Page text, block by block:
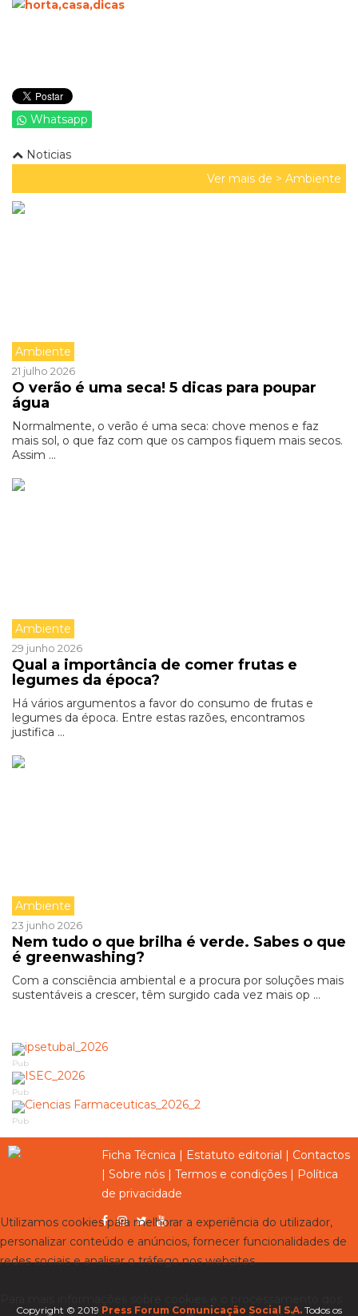
Whatsapp
Noticias
Ver mais de > Ambiente
Ambiente
21 julho 2026
O verão é uma seca! 5 dicas para poupar
água
Normalmente, o verão é uma seca: chove menos e faz
mais sol, o que faz com que os campos fiquem mais secos.
Assim ...
Ambiente
29 junho 2026
Qual a importância de comer frutas e
legumes da época?
Há vários argumentos a favor do consumo de frutas e
legumes da época. Entre estas razões, encontramos
justifica ...
Ambiente
23 junho 2026
Nem tudo o que brilha é verde. Sabes o que
é greenwashing?
Com a consciência ambiental e a procura por soluções mais
sustentáveis a crescer, têm surgido cada vez mais op ...
Pub
Pub
Pub
Ficha Técnica | Estatuto editorial | Contactos
| Sobre nós | Termos e condições | Política
de privacidade
Copyright © 2019 Press Forum Comunicação Social S.A. Todos os
Utilizamos cookies para melhorar a experiência do utilizador,
personalizar conteúdo e anúncios, fornecer funcionalidades de
redes sociais e analisar o tráfego nos websites.